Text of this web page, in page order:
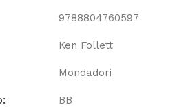
9788804760597
Ken Follett
Mondadori
BB